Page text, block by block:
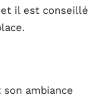
il est conseillé
ambiance